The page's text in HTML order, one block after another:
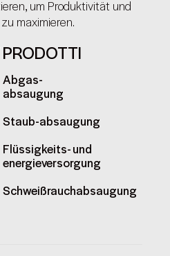
um Produktivität und
maximieren.
PRODOTTI
Abgas-
absaugung
Staub-absaugung
Flüssigkeits- und
energieversorgung
Schweißrauchabsaugung